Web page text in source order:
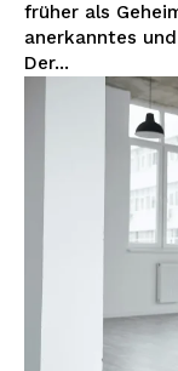
früher als
anerkanntes
Der...